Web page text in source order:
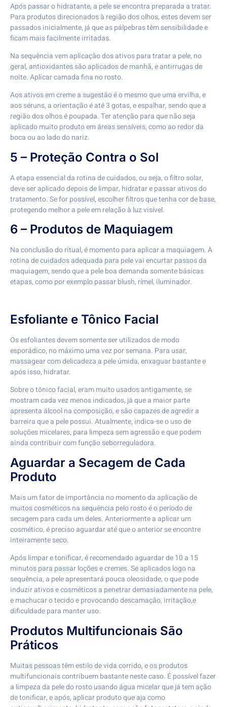
Após passar o hidratante, a pele se encontra preparada a tratar.
Para produtos direcionados à região dos olhos, estes devem ser
passados inicialmente, já que as pálpebras têm sensibilidade e
ficam mais facilmente irritadas.
Na sequência vem aplicação dos ativos para tratar a pele, no
geral, antioxidantes são aplicados de manhã, e antirrugas de
noite. Aplicar camada fina no rosto.
Aos ativos em creme a sugestão é o mesmo que uma ervilha, e
aos séruns, a orientação é até 3 gotas, e espalhar, sendo que a
região dos olhos é poupada. Ter atenção para que não seja
aplicado muito produto em áreas sensíveis, como ao redor da
boca ou ao lado do nariz.
5 – Proteção Contra o Sol
A etapa essencial da rotina de cuidados, ou seja, o filtro solar,
deve ser aplicado depois de limpar, hidratar e passar ativos do
tratamento. Se for possível, escolher filtros que tenha cor de base,
protegendo melhor a pele em relação à luz visível.
6 – Produtos de Maquiagem
Na conclusão do ritual, é momento para aplicar a maquiagem. A
rotina de cuidados adequada para pele vai encurtar passos da
maquiagem, sendo que a pele boa demanda somente básicas
etapas, como por exemplo passar blush, rímel, iluminador.
Esfoliante e Tônico Facial
Os esfoliantes devem somente ser utilizados de modo
esporádico, no máximo uma vez por semana. Para usar,
massagear com delicadeza a pele úmida, enxaguar bastante e
após isso, hidratar.
Sobre o tônico facial, eram muito usados antigamente, se
mostram cada vez menos indicados, já que a maior parte
apresenta álcool na composição, e são capazes de agredir a
barreira que a pele possui. Atualmente, indica-se o uso de
soluções micelares, para limpeza sem agressão e que podem
ainda contribuir com função seborreguladora.
Aguardar a Secagem de Cada
Produto
Mais um fator de importância no momento da aplicação de
muitos cosméticos na sequência pelo rosto é o período de
secagem para cada um deles. Anteriormente a aplicar um
cosmético, é preciso aguardar até que o anterior se encontre
inteiramente seco.
Após limpar e tonificar, é recomendado aguardar de 10 a 15
minutos para passar loções e cremes. Se aplicados logo na
sequência, a pele apresentará pouca oleosidade, o que pode
induzir ativos e cosméticos a penetrar demasiadamente na pele,
e machucar o tecido e provocando descamação, irritação,e
dificuldade para manter uso.
Produtos Multifuncionais São
Práticos
Muitas pessoas têm estilo de vida corrido, e os produtos
multifuncionais contribuem bastante neste caso. É possível fazer
a limpeza da pele do rosto usando água micelar que já tem ação
de tonificar, e após, aplicar produto que aja como